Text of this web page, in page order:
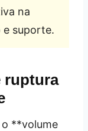
na
e suporte.
ruptura
**volume